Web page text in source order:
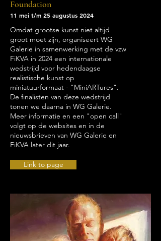
Foundation
11 mei t/m 25 augustus 2024
Omdat grootse kunst niet altijd
groot moet zijn, organiseert WG
Galerie in samenwerking met de vzw
FiKVA in 2024 een internationale
wedstrijd voor hedendaagse
realistische kunst op
miniatuurformaat - "MiniARTures".
De finalisten van deze wedstrijd
tonen we daarna in WG Galerie.
Meer informatie en een "open call"
volgt op de websites en in de
nieuwsbrieven van WG Galerie en
FiKVA later dit jaar.
Link to page